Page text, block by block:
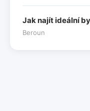
Jak najít ideální
Beroun